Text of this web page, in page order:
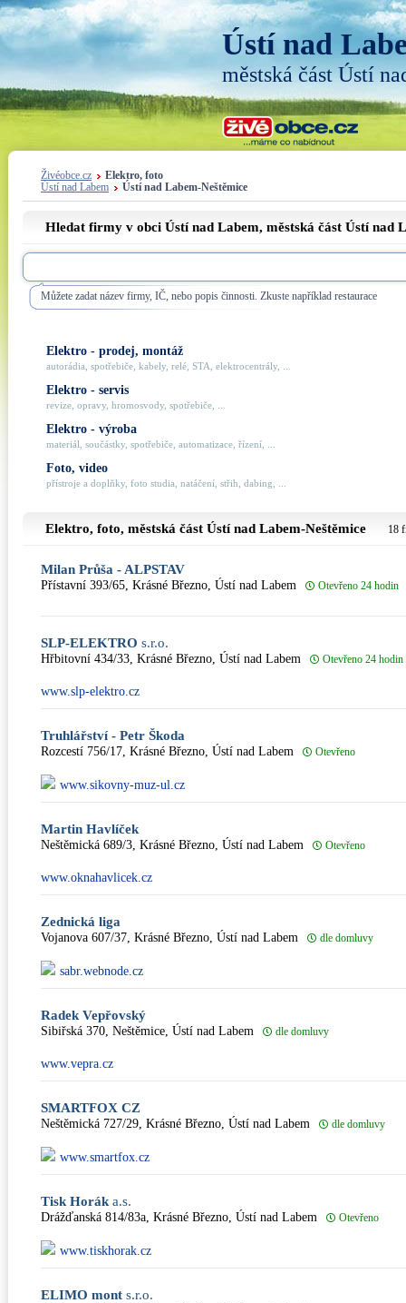
Ústí nad
městská část Ústí
Živéobce.cz
Elektro, foto
Ústí nad Labem
Ústí nad Labem-Neštěmice
Hledat firmy v obci Ústí nad Labem, městská část Ústí nad
Můžete zadat název firmy, IČ, nebo popis činnosti. Zkuste například restaurace
Elektro - prodej, montáž
autorádia, spotřebiče, kabely, relé, STA, elektrocentrály, ...
Elektro - servis
revize, opravy, hromosvody, spotřebiče, ...
Elektro - výroba
materiál, součástky, spotřebiče, automatizace, řízení, ...
Foto, video
přístroje a doplňky, foto studia, natáčení, střih, dabing, ...
Elektro, foto, městská část Ústí nad Labem-Neštěmice 18
Milan Průša - ALPSTAV
Přístavní 393/65, Krásné Březno, Ústí nad Labem Otevřeno 24 hodin
SLP-ELEKTRO s.r.o.
Hřbitovní 434/33, Krásné Březno, Ústí nad Labem Otevřeno 24 hodin
www.slp-elektro.cz
Truhlářství - Petr Škoda
Rozcestí 756/17, Krásné Březno, Ústí nad Labem Otevřeno
www.sikovny-muz-ul.cz
Martin Havlíček
Neštěmická 689/3, Krásné Březno, Ústí nad Labem Otevřeno
www.oknahavlicek.cz
Zednická liga
Vojanova 607/37, Krásné Březno, Ústí nad Labem dle domluvy
sabr.webnode.cz
Radek Vepřovský
Sibiřská 370, Neštěmice, Ústí nad Labem dle domluvy
www.vepra.cz
SMARTFOX CZ
Neštěmická 727/29, Krásné Březno, Ústí nad Labem dle domluvy
www.smartfox.cz
Tisk Horák a.s.
Drážďanská 814/83a, Krásné Březno, Ústí nad Labem Otevřeno
www.tiskhorak.cz
ELIMO mont s.r.o.